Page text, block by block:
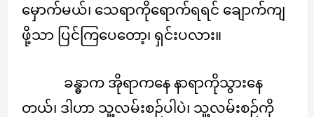
မှောက်မယ်၊ သေရာကိုရောက်ရရင် ချောက်ကျ
ဖို့သာ ပြင်ကြပေတော့၊ ရှင်းပလား။
ခန္ဓာက အိုရာကနေ နာရာကိုသွားနေ
တယ်၊ ဒါဟာ သူ့လမ်းစဉ်ပါပဲ၊ သူ့လမ်းစဉ်ကို